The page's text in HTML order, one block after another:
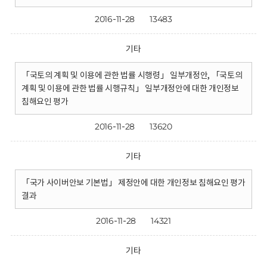
2016-11-28 13483
기타
「국토의 계획 및 이용에 관한 법률 시행령」 일부개정안, 「국토의
계획 및 이용에 관한 법률 시행규칙」 일부개정안에 대한 개인정보
침해요인 평가
2016-11-28 13620
기타
「국가 사이버안보 기본법」 제정안에 대한 개인정보 침해요인 평가
결과
2016-11-28 14321
기타